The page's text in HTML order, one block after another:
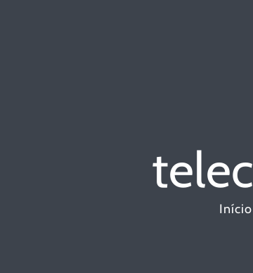
Início